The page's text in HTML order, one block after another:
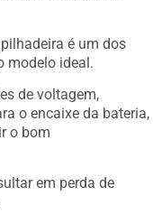
é um dos
modelo ideal.
de voltagem,
o encaixe da bateria,
o bom
em perda de